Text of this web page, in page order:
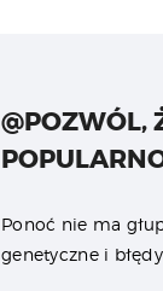
@POZWÓL,
Ponoć nie ma
genetyczne i